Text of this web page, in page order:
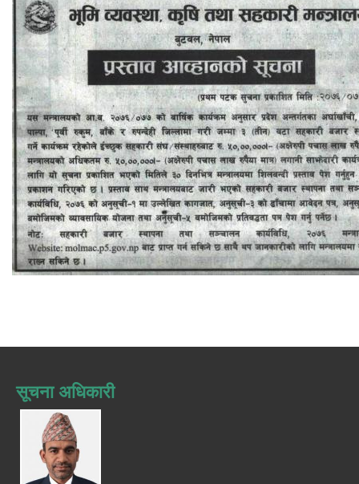
सूचना अधिकारी